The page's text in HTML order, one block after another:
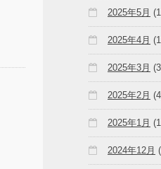
2025年5月
2025年4月
2025年3月
2025年2月
2025年1月
2024年12月